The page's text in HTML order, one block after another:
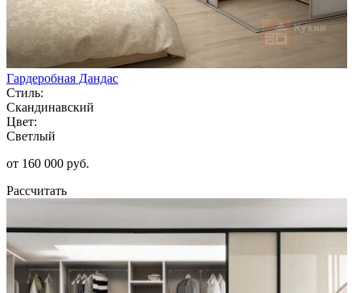
Гардеробная Дандас
Стиль:
Скандинавский
Цвет:
Светлый
от 160 000 руб.
Рассчитать